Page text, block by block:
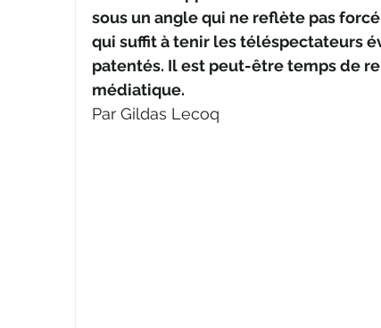
sous un angle qui ne reflète pas
qui suffit à tenir les téléspectateurs
patentés. Il est peut-être temps de
médiatique.
Par Gildas Lecoq